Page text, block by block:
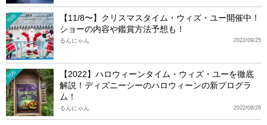
TDS
【11/8〜】クリスマスタイム・ウィズ・ユー開催中！
ショーの内容や鑑賞方法予想も！
2022/09/25
るんにゃん
TDS
【2022】ハロウィーンタイム・ウィズ・ユーを徹底
解説！ディズニーシーのハロウィーンの新プログラ
ム！
2022/08/26
るんにゃん